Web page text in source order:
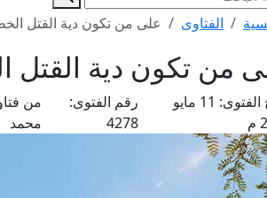
الفتاوى على من تكون دية القتل
من تكون دية القتل
الفتوى:
11 مايو
رقم الفتوى:
4278
من
محمد